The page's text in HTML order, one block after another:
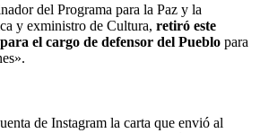
del Programa para la Paz y la
y exministro de Cultura, retiró este
el cargo de defensor del Pueblo para
de Instagram la carta que envió al